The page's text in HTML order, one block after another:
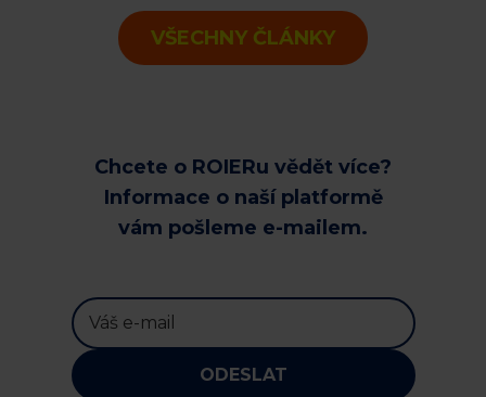
VŠECHNY ČLÁNKY
Chcete o ROIERu vědět více?
Informace o naší platformě
vám pošleme e-mailem.
ODESLAT